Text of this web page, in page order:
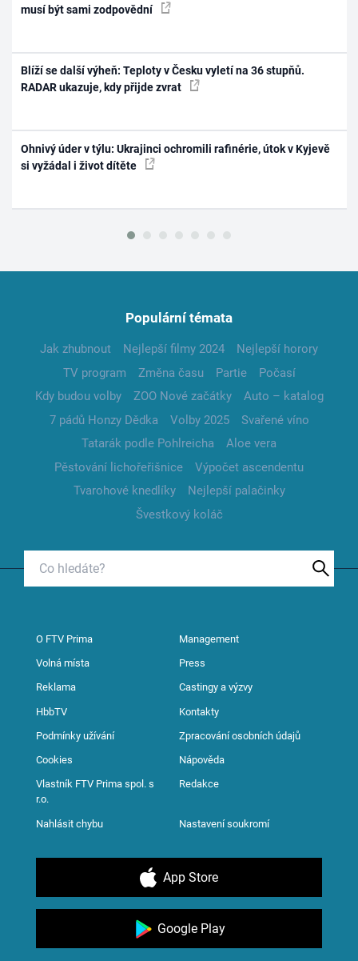
musí být sami zodpovědní
Blíží se další výheň: Teploty v Česku vyletí na 36 stupňů.
RADAR ukazuje, kdy přijde zvrat
Ohnivý úder v týlu: Ukrajinci ochromili rafinérie, útok v Kyjevě
si vyžádal i život dítěte
Populární témata
Jak zhubnout Nejlepší filmy 2024
Nejlepší horory
TV program
Změna času Partie
Počasí
Kdy budou volby
ZOO Nové začátky
Auto – katalog
7 pádů Honzy Dědka
Volby 2025
Svařené víno
Tatarák podle Pohlreicha
Aloe vera
Pěstování lichořeřišnice
Výpočet ascendentu
Tvarohové knedlíky
Nejlepší palačinky
Švestkový koláč
O FTV Prima Management
Volná místa Press
Reklama Castingy a výzvy
HbbTV Kontakty
Podmínky užívání Zpracování osobních údajů
Cookies Nápověda
Vlastník FTV Prima spol. s
r.o.
Redakce
Nahlásit chybu Nastavení soukromí
App Store
Google Play